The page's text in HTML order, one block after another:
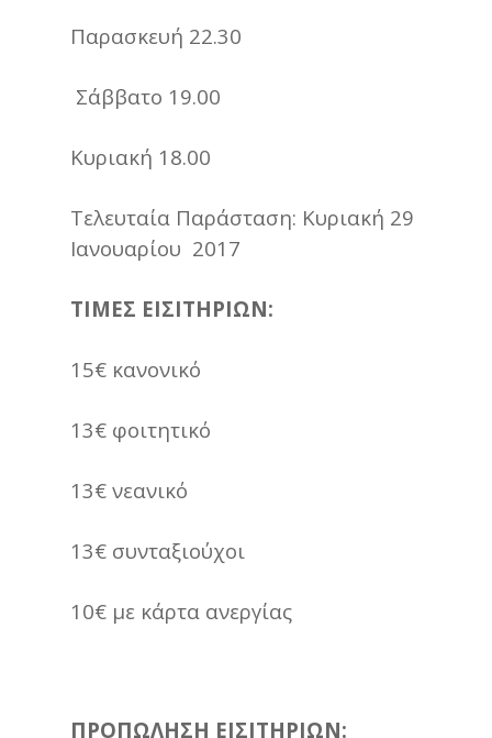
Παρασκευή 22.30
Σάββατο 19.00
Κυριακή 18.00
Τελευταία Παράσταση: Κυριακή 29
Ιανουαρίου 2017
ΤΙΜΕΣ ΕΙΣΙΤΗΡΙΩΝ:
15€ κανονικό
13€ φοιτητικό
13€ νεανικό
13€ συνταξιούχοι
10€ με κάρτα ανεργίας
ΠΡΟΠΩΛΗΣΗ ΕΙΣΙΤΗΡΙΩΝ: